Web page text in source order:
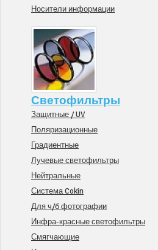
Носители информации
Светофильтры
Защитные / UV
Поляризационные
Градиентные
Лучевые светофильтры
Нейтральные
Система Cokin
Для ч/б фотографии
Инфра-красные светофильтры
Смягчающие